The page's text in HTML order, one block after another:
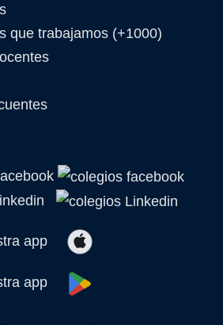
que trabajamos (+1000)
app
app